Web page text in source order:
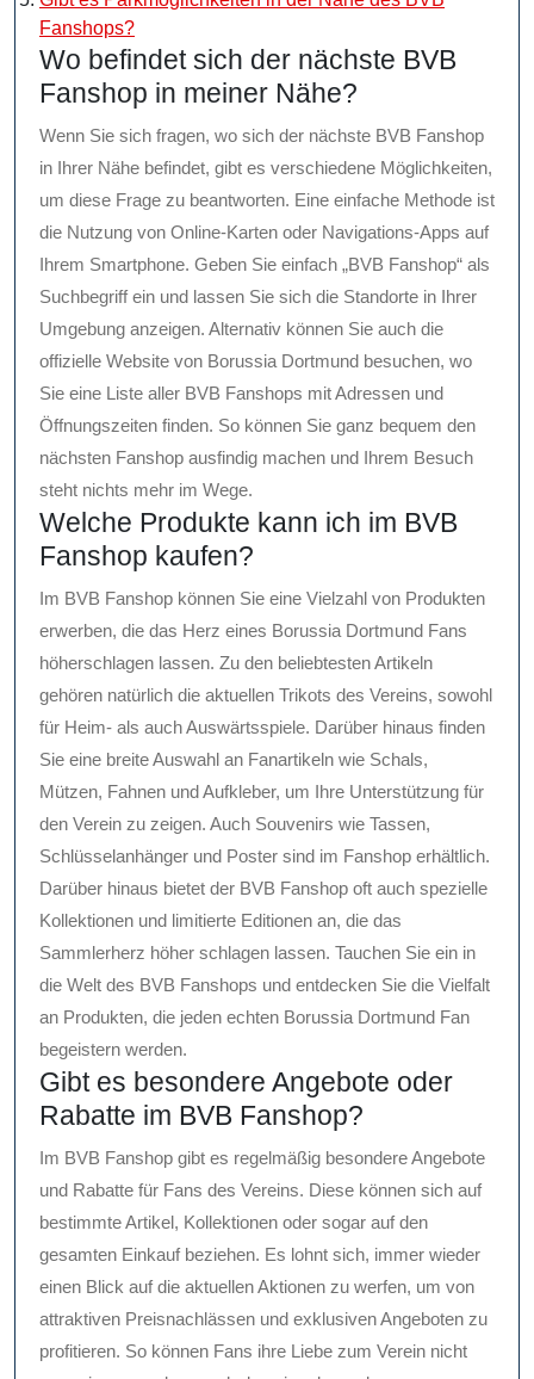
Fanshops?
Wo befindet sich der nächste BVB
Fanshop in meiner Nähe?
Wenn Sie sich fragen, wo sich der nächste BVB Fanshop
in Ihrer Nähe befindet, gibt es verschiedene Möglichkeiten,
um diese Frage zu beantworten. Eine einfache Methode ist
die Nutzung von Online-Karten oder Navigations-Apps auf
Ihrem Smartphone. Geben Sie einfach „BVB Fanshop“ als
Suchbegriff ein und lassen Sie sich die Standorte in Ihrer
Umgebung anzeigen. Alternativ können Sie auch die
offizielle Website von Borussia Dortmund besuchen, wo
Sie eine Liste aller BVB Fanshops mit Adressen und
Öffnungszeiten finden. So können Sie ganz bequem den
nächsten Fanshop ausfindig machen und Ihrem Besuch
steht nichts mehr im Wege.
Welche Produkte kann ich im BVB
Fanshop kaufen?
Im BVB Fanshop können Sie eine Vielzahl von Produkten
erwerben, die das Herz eines Borussia Dortmund Fans
höherschlagen lassen. Zu den beliebtesten Artikeln
gehören natürlich die aktuellen Trikots des Vereins, sowohl
für Heim- als auch Auswärtsspiele. Darüber hinaus finden
Sie eine breite Auswahl an Fanartikeln wie Schals,
Mützen, Fahnen und Aufkleber, um Ihre Unterstützung für
den Verein zu zeigen. Auch Souvenirs wie Tassen,
Schlüsselanhänger und Poster sind im Fanshop erhältlich.
Darüber hinaus bietet der BVB Fanshop oft auch spezielle
Kollektionen und limitierte Editionen an, die das
Sammlerherz höher schlagen lassen. Tauchen Sie ein in
die Welt des BVB Fanshops und entdecken Sie die Vielfalt
an Produkten, die jeden echten Borussia Dortmund Fan
begeistern werden.
Gibt es besondere Angebote oder
Rabatte im BVB Fanshop?
Im BVB Fanshop gibt es regelmäßig besondere Angebote
und Rabatte für Fans des Vereins. Diese können sich auf
bestimmte Artikel, Kollektionen oder sogar auf den
gesamten Einkauf beziehen. Es lohnt sich, immer wieder
einen Blick auf die aktuellen Aktionen zu werfen, um von
attraktiven Preisnachlässen und exklusiven Angeboten zu
profitieren. So können Fans ihre Liebe zum Verein nicht